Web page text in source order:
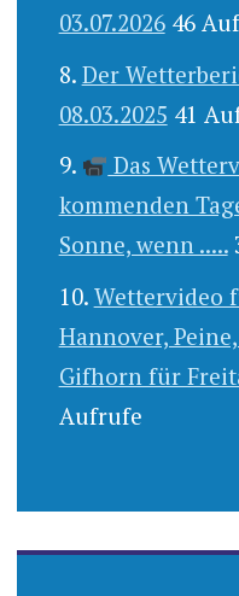
03.07.2026 46
Der
08.03.2025 41
Das
kommenden
Sonne, wenn .....
Wettervideo
Hannover,
Gifhorn für
Aufrufe